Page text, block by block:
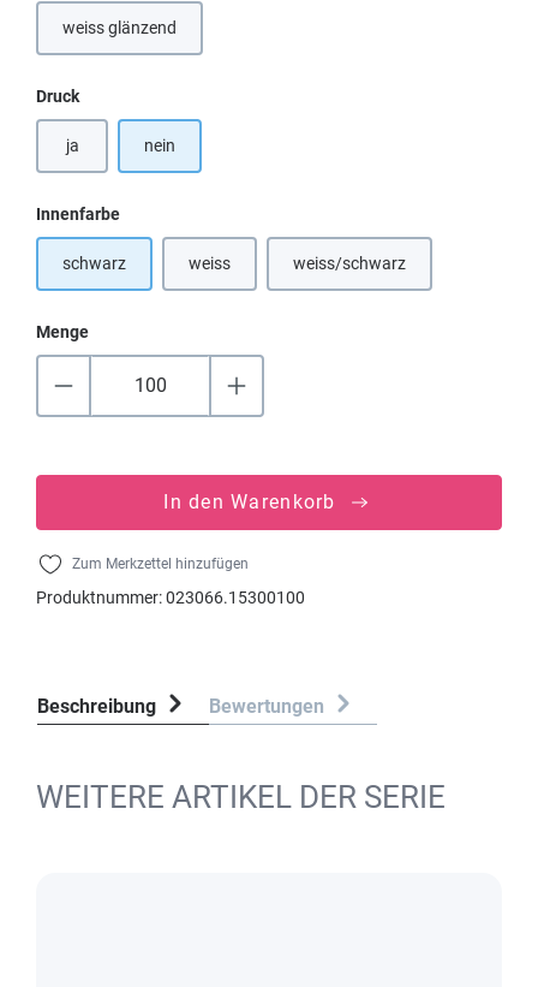
weiss glänzend(Diese Option ist zurzeit nicht verfügbar.)
Druckauswählen
ja nein
Innenfarbeauswählen
schwarz weiss(Diese Option ist zurzeit nicht verfügbar.)
weiss/schwarz(Diese Option ist zurzeit
Menge
In den Warenkorb
Zum Merkzettel hinzufügen
Produktnummer:023066.15300100
Beschreibung Bewertungen
WEITERE ARTIKEL DER SERIE